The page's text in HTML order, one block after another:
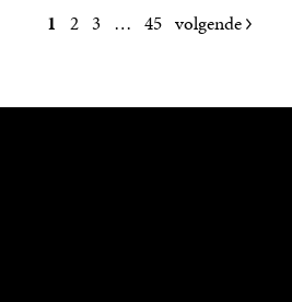
1 2 3 … 45 volgende